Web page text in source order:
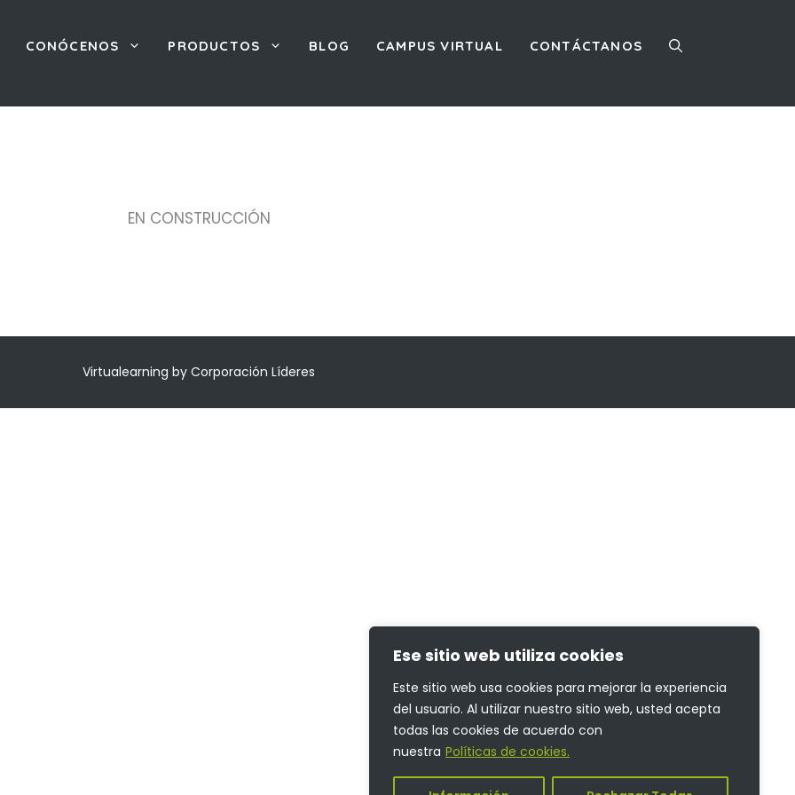
Ese sitio web utiliza cookies
Este sitio web usa cookies para mejorar la experiencia
del usuario. Al utilizar nuestro sitio web, usted acepta
todas las cookies de acuerdo con
nuestra Políticas de cookies.
CONÓCENOS PRODUCTOS BLOG CAMPUS VIRTUAL CONTÁCTANOS
EN CONSTRUCCIÓN
Virtualearning by Corporación Líderes